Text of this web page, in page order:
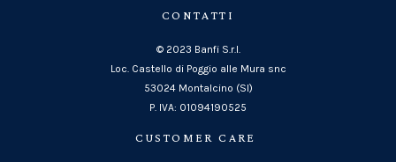
CONTATTI
© 2023 Banfi S.r.l.
Loc. Castello di Poggio alle Mura snc
53024 Montalcino (SI)
P. IVA: 01094190525
CUSTOMER CARE